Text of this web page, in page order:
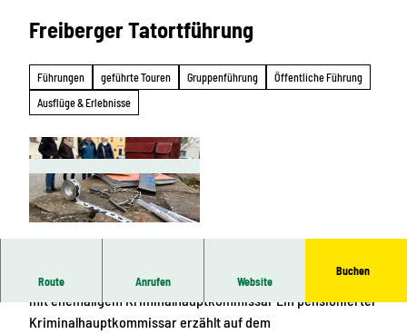
Freiberger Tatortführung
Führungen geführte Touren Gruppenführung
Öffentliche Führung
Ausflüge & Erlebnisse
CC-BY-ND
Route Anrufen Website
Buchen
True Crime in der Silberstadt Freiberger Tatortführung
mit ehemaligem Kriminalhauptkommissar Ein pensionierter
Kriminalhauptkommissar erzählt auf dem